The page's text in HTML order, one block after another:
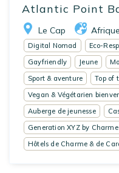
Atlantic Point
Le Cap
Digital Nomad Eco-
Gayfriendly
Jeune
Sport & aventure
Top of
Vegan & Végétarien
Auberge de jeunesse
Generation XYZ by
Hôtels de Charme & de